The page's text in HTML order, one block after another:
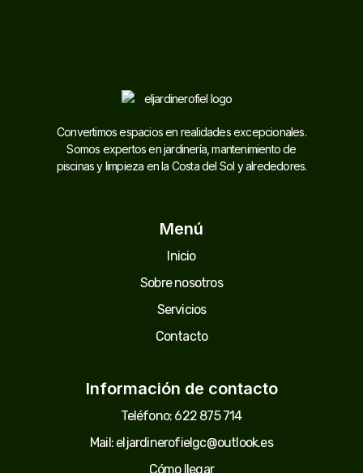
Convertimos espacios en realidades excepcionales.
Somos expertos en jardinería, mantenimiento de
piscinas y limpieza en la Costa del Sol y alrededores.
Menú
Inicio
Sobre nosotros
Servicios
Contacto
Información de contacto
Teléfono: 622 875 714
Mail: eljardinerofielgc@outlook.es
Cómo llegar